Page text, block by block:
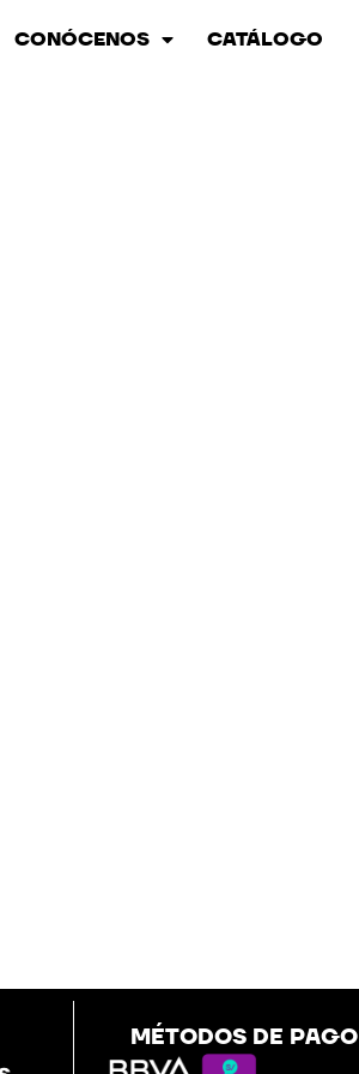
CONÓCENOS CATÁLOGO
MÉTODOS DE PAGO